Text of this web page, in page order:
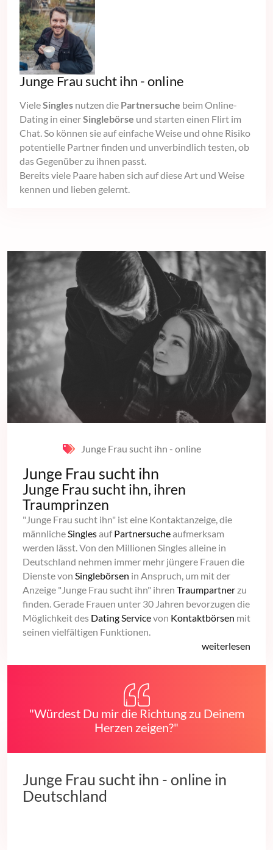
Junge Frau sucht ihn - online
Viele Singles nutzen die Partnersuche beim Online-
Dating in einer Singlebörse und starten einen Flirt im
Chat. So können sie auf einfache Weise und ohne Risiko
potentielle Partner finden und unverbindlich testen, ob
das Gegenüber zu ihnen passt.
Bereits viele Paare haben sich auf diese Art und Weise
kennen und lieben gelernt.
Junge Frau sucht ihn - online
Junge Frau sucht ihn
Junge Frau sucht ihn, ihren
Traumprinzen
"Junge Frau sucht ihn" ist eine Kontaktanzeige, die
männlicheSinglesaufPartnersucheaufmerksam
werden lässt. Von den Millionen Singles alleine in
Deutschland nehmen immer mehr jüngere Frauen die
Dienste von Singlebörsen in Anspruch, um mit der
Anzeige "Junge Frau sucht ihn" ihren Traumpartnerzu
finden. Gerade Frauen unter 30 Jahren bevorzugen die
Möglichkeit des Dating Servicevon Kontaktbörsen mit
seinen vielfältigen Funktionen.
weiterlesen
"Würdest Du mir die Richtung zu Deinem
Herzen zeigen?"
Junge Frau sucht ihn - online in
Deutschland